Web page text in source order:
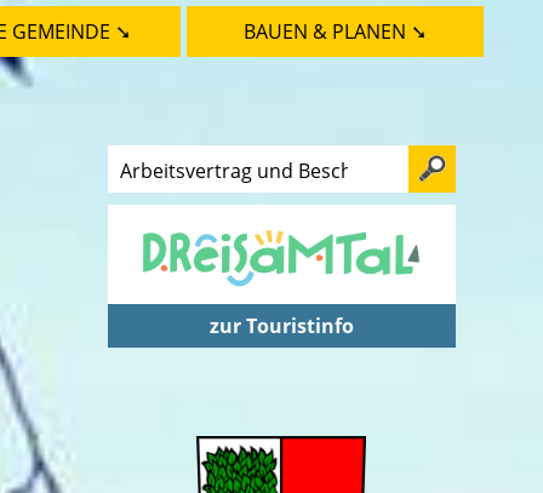
GEMEINDE ➘ BAUEN & PLANEN ➘
zur Touristinfo